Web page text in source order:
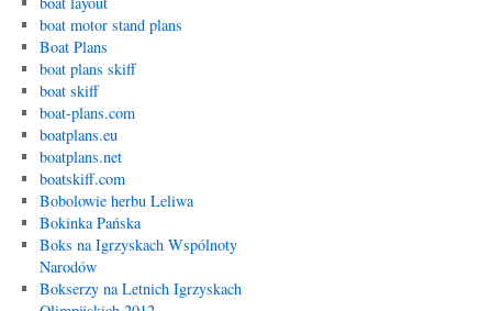
boat motor stand plans
Boat Plans
boat plans skiff
boat skiff
boat-plans.com
boatplans.eu
boatplans.net
boatskiff.com
Bobolowie herbu Leliwa
Bokinka Pańska
Boks na Igrzyskach Wspólnoty
Narodów
Bokserzy na Letnich Igrzyskach